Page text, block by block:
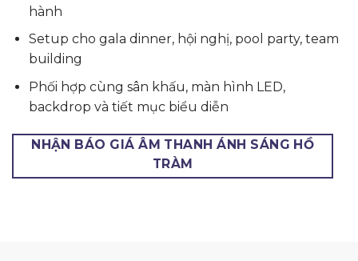
hành
Setup cho gala dinner, hội nghị, pool party, team
building
Phối hợp cùng sân khấu, màn hình LED,
backdrop và tiết mục biểu diễn
NHẬN BÁO GIÁ ÂM THANH ÁNH SÁNG HỒ
TRÀM